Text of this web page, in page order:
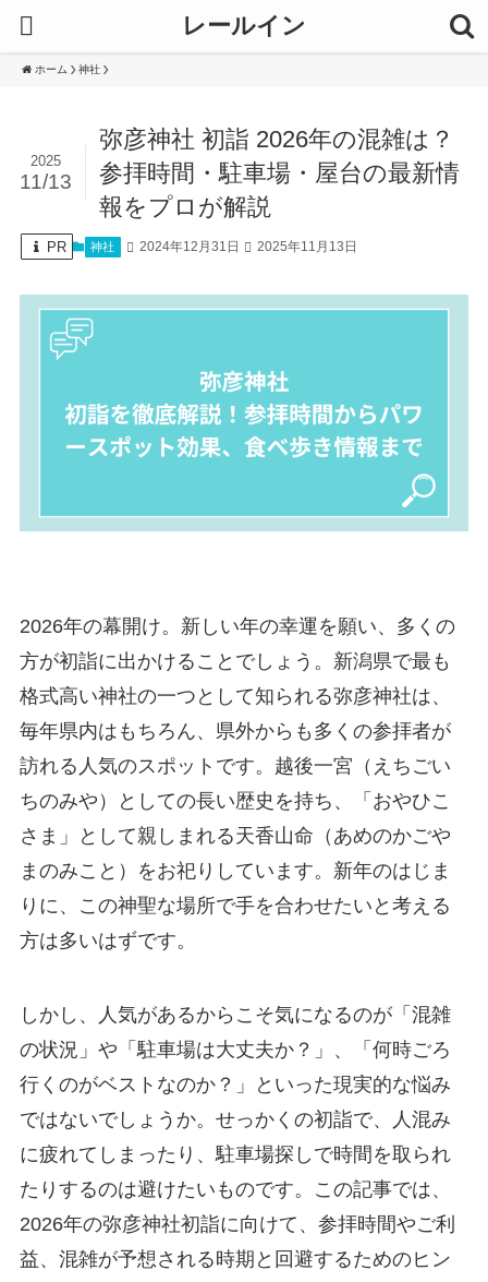
レールイン
ホーム 神社
弥彦神社 初詣 2026年の混雑は？
参拝時間・駐車場・屋台の最新情
報をプロが解説
2025
11/13
PR 神社 2024年12月31日 2025年11月13日
2026年の幕開け。新しい年の幸運を願い、多くの
方が初詣に出かけることでしょう。新潟県で最も
格式高い神社の一つとして知られる弥彦神社は、
毎年県内はもちろん、県外からも多くの参拝者が
訪れる人気のスポットです。越後一宮（えちごい
ちのみや）としての長い歴史を持ち、「おやひこ
さま」として親しまれる天香山命（あめのかごや
まのみこと）をお祀りしています。新年のはじま
りに、この神聖な場所で手を合わせたいと考える
方は多いはずです。
しかし、人気があるからこそ気になるのが「混雑
の状況」や「駐車場は大丈夫か？」、「何時ごろ
行くのがベストなのか？」といった現実的な悩み
ではないでしょうか。せっかくの初詣で、人混み
に疲れてしまったり、駐車場探しで時間を取られ
たりするのは避けたいものです。この記事では、
2026年の弥彦神社初詣に向けて、参拝時間やご利
益、混雑が予想される時期と回避するためのヒン